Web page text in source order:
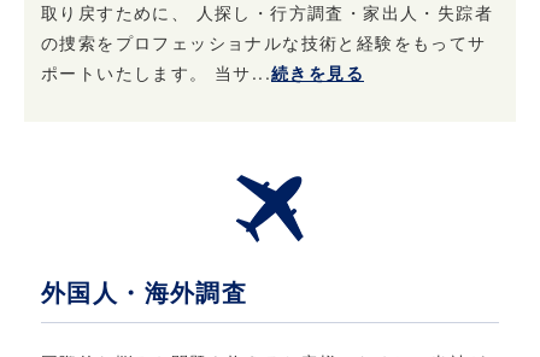
ご本人様確認後登録情報の開示を行います。 ま
た、お申し出があったときはご本人様確認後登
録情報の追加・変更・訂正または削除を行いま
5. 法令・規範の遵守と本ポリシーの継続的な改
当社は、個人情報保護に関する法律・法令、そ
取り戻すために、 人探し・行方調査・家出人・失踪者
の捜索をプロフェッショナルな技術と経験をもってサ
ポートいたします。 当サ...続きを見る
外国人・海外調査